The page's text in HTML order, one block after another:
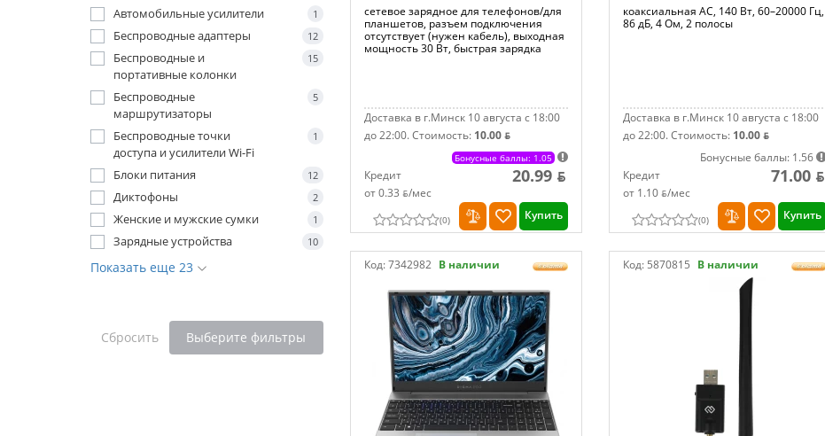
Автомобильные усилители 1
Беспроводные адаптеры 12
Беспроводные и
портативные колонки
15
Беспроводные
маршрутизаторы
5
Беспроводные точки
доступа и усилители Wi-Fi
1
Блоки питания 12
Диктофоны 2
Женские и мужские сумки 1
Зарядные устройства 10
Показать еще 23
Сбросить Выберите фильтры
сетевое зарядное для телефонов/для
планшетов, разъем подключения
отсутствует (нужен кабель), выходная
мощность 30 Вт, быстрая зарядка
Доставка в г.Минск 10 августа с 18:00
до 22:00.Стоимость: 10.00 ƃ
Бонусные баллы: 1.05
Кредит
от 0.33 ƃ/мec
20.99 ƃ
(0) Купить
коаксиальная АС, 140 Вт, 60–20000 Гц,
86 дБ, 4 Ом, 2 полосы
Доставка в г.Минск 10 августа с 18:00
до 22:00.Стоимость: 10.00 ƃ
Бонусные баллы: 1.56
Кредит
от 1.10 ƃ/мec
71.00 ƃ
(0) Купить
Код:7342982 В наличии Код: 5870815 В наличии